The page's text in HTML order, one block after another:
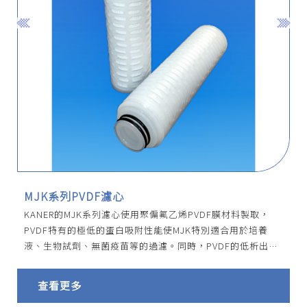
MJK系列PVDF濾心
KANER的MJK系列濾心使用聚偏氟乙烯PVDF膜材料製取，
PVDF特有的極低的蛋白吸附性能使MJK特別適合用於培養
液、生物試劑、無菌疫苗等的過濾。同時，PVDF的低析出
心也可經由改質成為親水膜，可以不用Pre-wetting直接過濾
極性水溶液。
查看更多